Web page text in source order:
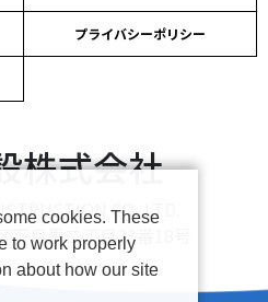
プライバシーポリシー
株式会社
CO.,LTD.
目黒二丁目23番18号
cookies. These
to work properly
about how our site